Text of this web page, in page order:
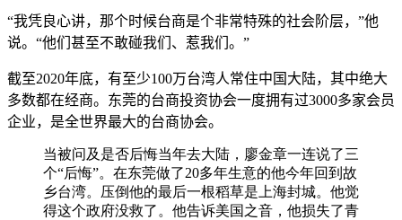
“我凭良心讲，那个时候台商是个非常特殊的社会阶层，”他
说。“他们甚至不敢碰我们、惹我们。”
截至2020年底，有至少100万台湾人常住中国大陆，其中绝大
多数都在经商。东莞的台商投资协会一度拥有过3000多家会员
企业，是全世界最大的台商协会。
当被问及是否后悔当年去大陆，廖金章一连说了三
个“后悔”。在东莞做了20多年生意的他今年回到故
乡台湾。压倒他的最后一根稻草是上海封城。他觉
得这个政府没救了。他告诉美国之音，他损失了青